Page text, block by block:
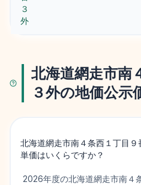
３
外
北海道網走市南
３外の地価公示
北海道網走市南４条西１丁目
単価はいくらですか？
2026年度の北海道網走市南４